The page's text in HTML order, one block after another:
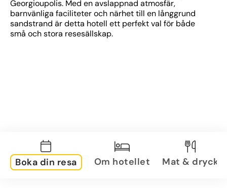
Georgioupolis. Med en avslappnad atmosfär,
barnvänliga faciliteter och närhet till en långgrund
sandstrand är detta hotell ett perfekt val för både
små och stora resesällskap.
Boka din resa Om hotellet Mat & dryck